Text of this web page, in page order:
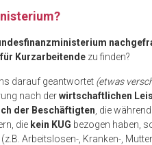
Kurzarbeitende zu finden?
darauf geantwortet (etwas
nach derwirtschaftlichen
der Beschäftigten , die
die kein KUG bezogen haben,
Arbeitslosen-, Kranken-,